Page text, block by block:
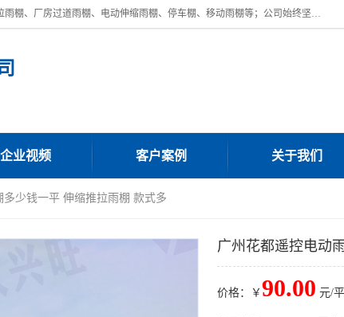
广东鼎新钢结构工程有限公司是一家制作大型电动雨棚厂家;主营：电动推拉雨棚、厂房过道雨棚、电动伸缩雨棚、停车棚、移动雨棚等；公司始终坚持结构创新,品质优越,美观形象,且售后服务好。公司充分吸纳当今休闲用品的前端技术和风格,为您带来质价相宜,时尚典雅的各种户外用品,
企业视频 客户案例 关于我们
少钱一平 伸缩推拉雨棚 款式多
广州花都遥控电动
价格：￥ 90.00 元/